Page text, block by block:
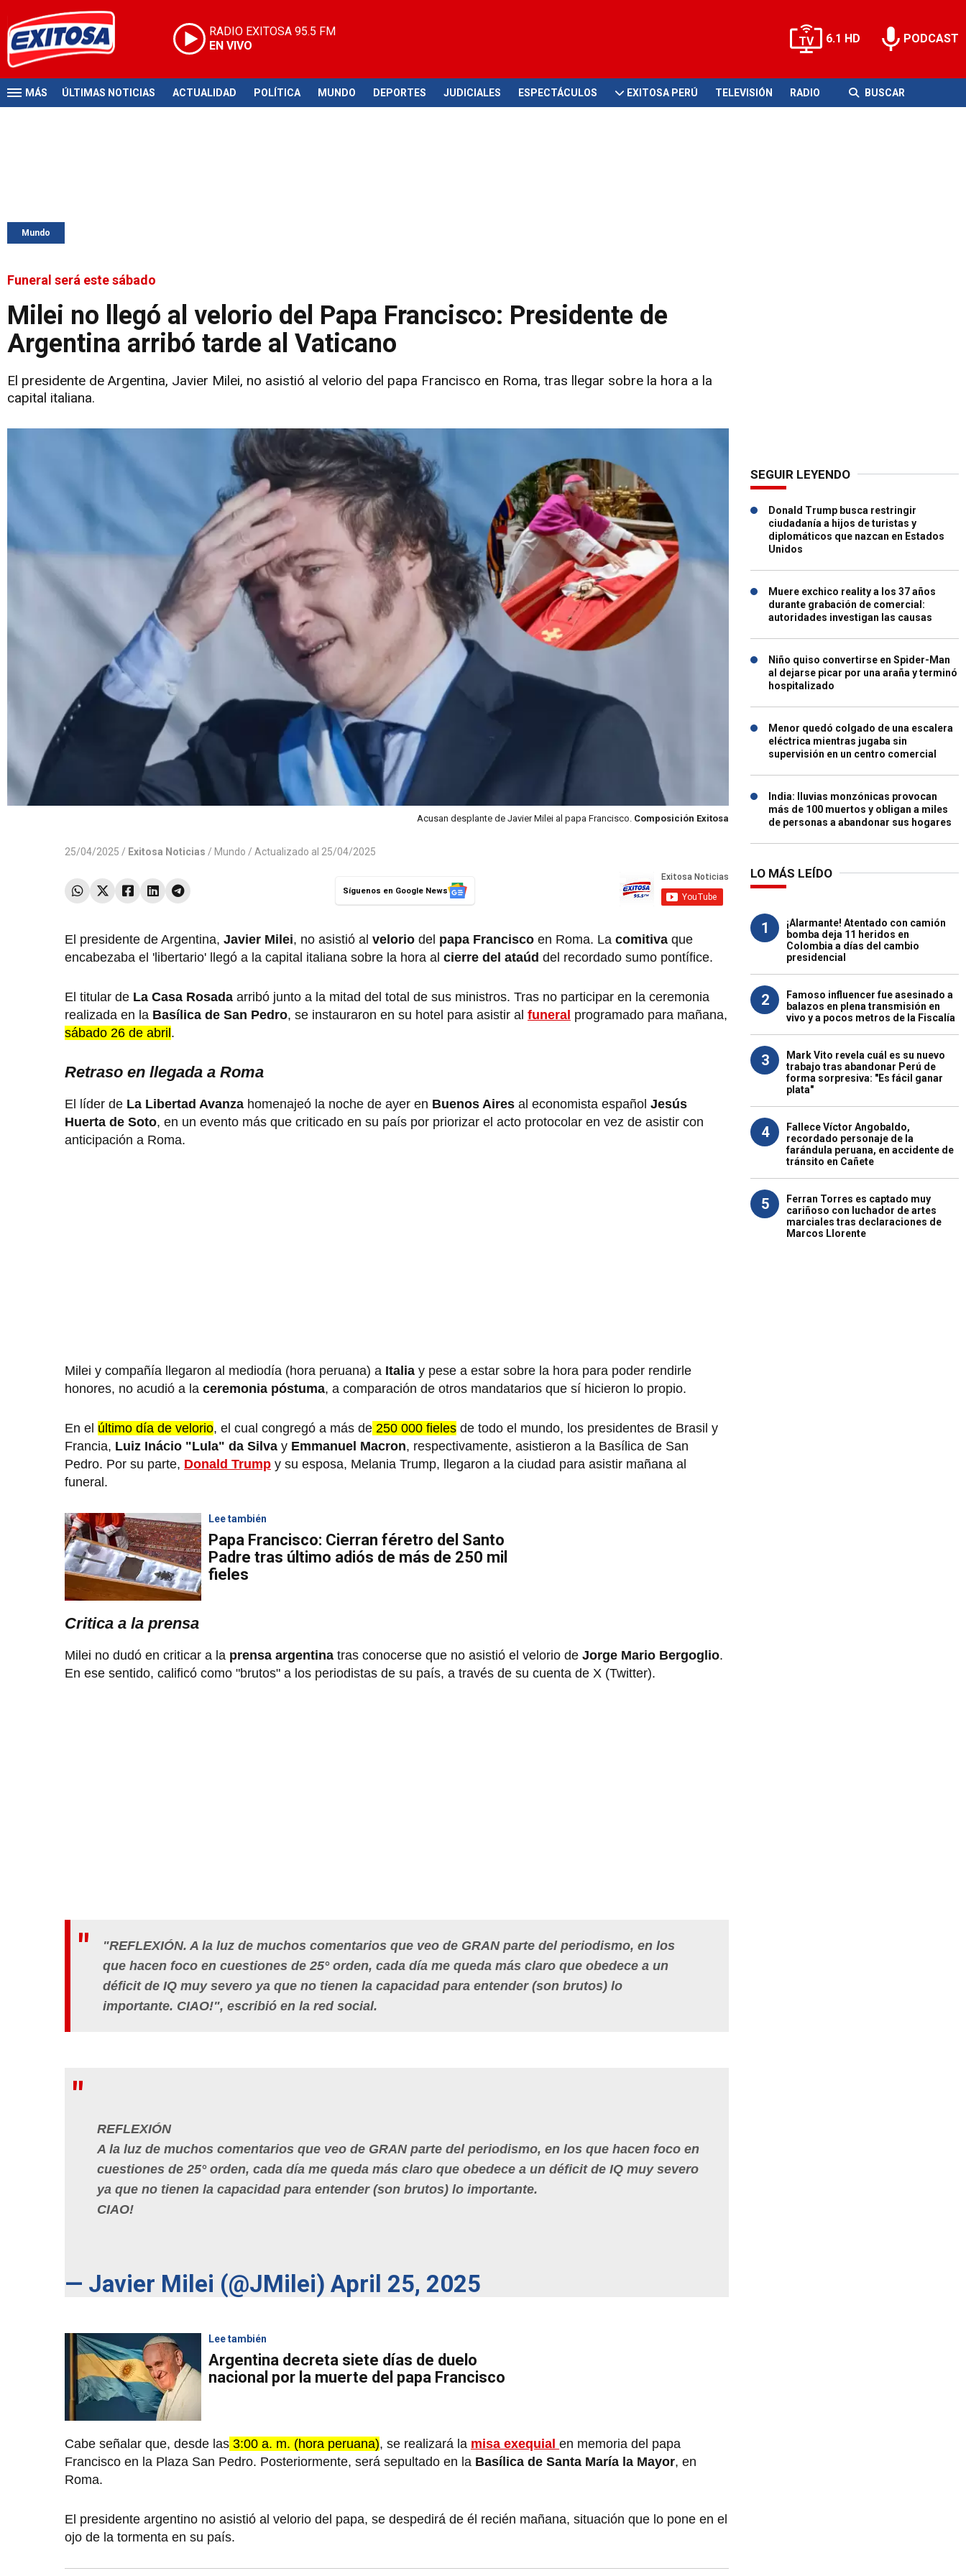
RADIO EXITOSA 95.5 FM
EN VIVO
6.1 HD PODCAST
MÁS ÚLTIMAS NOTICIAS ACTUALIDAD POLÍTICA MUNDO DEPORTES JUDICIALES ESPECTÁCULOS EXITOSA PERÚ TELEVISIÓN RADIO BUSCAR
Mundo
Funeral será este sábado
Milei no llegó al velorio del Papa Francisco: Presidente de
Argentina arribó tarde al Vaticano
El presidente de Argentina, Javier Milei, no asistió al velorio del papa Francisco en Roma, tras llegar sobre la hora a la
capital italiana.
Acusan desplante de Javier Milei al papa Francisco. Composición Exitosa
25/04/2025 / Exitosa Noticias / Mundo / Actualizado al 25/04/2025
Síguenos en Google News
El presidente de Argentina, Javier Milei, no asistió al velorio del papa Francisco en Roma. La comitiva que
encabezaba el 'libertario' llegó a la capital italiana sobre la hora al cierre del ataúd del recordado sumo pontífice.
El titular de La Casa Rosada arribó junto a la mitad del total de sus ministros. Tras no participar en la ceremonia
realizada en la Basílica de San Pedro, se instauraron en su hotel para asistir al funeral programado para mañana,
sábado 26 de abril .
Retraso en llegada a Roma
El líder de La Libertad Avanza homenajeó la noche de ayer en Buenos Aires al economista español Jesús
Huerta de Soto, en un evento más que criticado en su país por priorizar el acto protocolar en vez de asistir con
anticipación a Roma.
Milei y compañía llegaron al mediodía (hora peruana) a Italia y pese a estar sobre la hora para poder rendirle
honores, no acudió a la ceremonia póstuma, a comparación de otros mandatarios que sí hicieron lo propio.
En el último día de velorio, el cual congregó a más de 250 000 fieles de todo el mundo, los presidentes de Brasil y
Francia, Luiz Inácio "Lula" da Silva y Emmanuel Macron, respectivamente, asistieron a la Basílica de San
Pedro. Por su parte, Donald Trump y su esposa, Melania Trump, llegaron a la ciudad para asistir mañana al
funeral.
Lee también
Papa Francisco: Cierran féretro del Santo
Padre tras último adiós de más de 250 mil
fieles
Critica a la prensa
Milei no dudó en criticar a la prensa argentina tras conocerse que no asistió el velorio de Jorge Mario Bergoglio.
En ese sentido, calificó como "brutos" a los periodistas de su país, a través de su cuenta de X (Twitter).
"REFLEXIÓN. A la luz de muchos comentarios que veo de GRAN parte del periodismo, en los
que hacen foco en cuestiones de 25° orden, cada día me queda más claro que obedece a un
déficit de IQ muy severo ya que no tienen la capacidad para entender (son brutos) lo
importante. CIAO!", escribió en la red social.
REFLEXIÓN
A la luz de muchos comentarios que veo de GRAN parte del periodismo, en los que hacen foco en
cuestiones de 25° orden, cada día me queda más claro que obedece a un déficit de IQ muy severo
ya que no tienen la capacidad para entender (son brutos) lo importante.
CIAO!
— Javier Milei (@JMilei) April 25, 2025
Lee también
Argentina decreta siete días de duelo
nacional por la muerte del papa Francisco
Cabe señalar que, desde las 3:00 a. m. (hora peruana), se realizará la misa exequial en memoria del papa
Francisco en la Plaza San Pedro. Posteriormente, será sepultado en la Basílica de Santa María la Mayor, en
Roma.
El presidente argentino no asistió al velorio del papa, se despedirá de él recién mañana, situación que lo pone en el
ojo de la tormenta en su país.
SEGUIR LEYENDO
Donald Trump busca restringir
ciudadanía a hijos de turistas y
diplomáticos que nazcan en Estados
Unidos
Muere exchico reality a los 37 años
durante grabación de comercial:
autoridades investigan las causas
Niño quiso convertirse en Spider-Man
al dejarse picar por una araña y terminó
hospitalizado
Menor quedó colgado de una escalera
eléctrica mientras jugaba sin
supervisión en un centro comercial
India: lluvias monzónicas provocan
más de 100 muertos y obligan a miles
de personas a abandonar sus hogares
LO MÁS LEÍDO
1
¡Alarmante! Atentado con camión
bomba deja 11 heridos en
Colombia a días del cambio
presidencial
2
Famoso influencer fue asesinado a
balazos en plena transmisión en
vivo y a pocos metros de la Fiscalía
3
Mark Vito revela cuál es su nuevo
trabajo tras abandonar Perú de
forma sorpresiva: "Es fácil ganar
plata"
4
Fallece Víctor Angobaldo,
recordado personaje de la
farándula peruana, en accidente de
tránsito en Cañete
5
Ferran Torres es captado muy
cariñoso con luchador de artes
marciales tras declaraciones de
Marcos Llorente